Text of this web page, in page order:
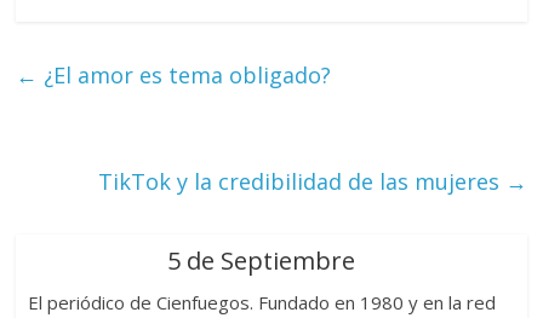
← ¿El amor es tema obligado?
TikTok y la credibilidad de las mujeres →
5 de Septiembre
El periódico de Cienfuegos. Fundado en 1980 y en la red